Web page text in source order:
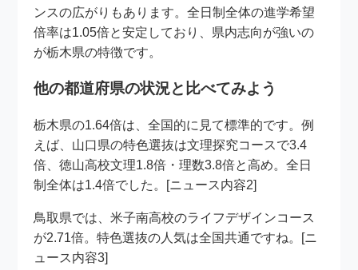
ンスの広がりもあります。全日制全体の進学希望
倍率は1.05倍と安定しており、県内志向が強いの
が栃木県の特徴です。
他の都道府県の状況と比べてみよう
栃木県の1.64倍は、全国的に見て標準的です。例
えば、山口県の特色選抜は文理探究コースで3.4
倍、徳山高校文理1.8倍・理数3.8倍と高め。全日
制全体は1.4倍でした。[ニュース内容2]
鳥取県では、米子南高校のライフデザインコース
が2.71倍。特色選抜の人気は全国共通ですね。[ニ
ュース内容3]